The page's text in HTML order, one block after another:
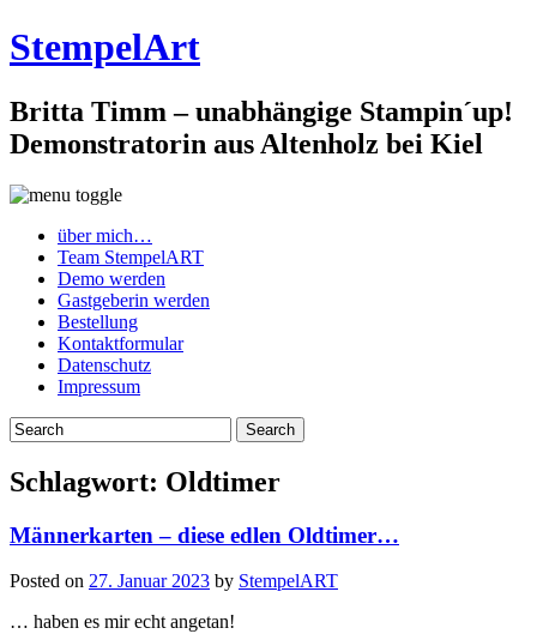
StempelArt
Britta Timm – unabhängige Stampin´up!
Demonstratorin aus Altenholz bei Kiel
über mich…
Team StempelART
Demo werden
Gastgeberin werden
Bestellung
Kontaktformular
Datenschutz
Impressum
Schlagwort: Oldtimer
Männerkarten – diese edlen Oldtimer…
Posted on 27. Januar 2023 by StempelART
… haben es mir echt angetan!